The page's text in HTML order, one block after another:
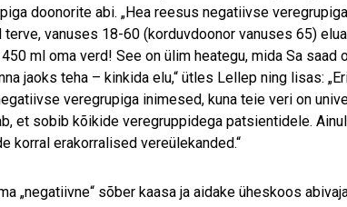
doonorite abi. „Hea reesus negatiivse
terve, vanuses 18-60 (korduvdoonor vanuses 65)
ml oma verd! See on ülim heategu, mida Sa saad
jaoks teha – kinkida elu,“ ütles Lellep ning lisas:
veregrupiga inimesed, kuna teie veri on
et sobib kõikide veregruppidega patsientidele.
korral erakorralised vereülekanded.“
„negatiivne“ sõber kaasa ja aidake üheskoos